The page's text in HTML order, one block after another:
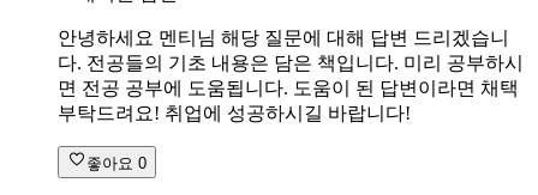
안녕하세요 멘티님 해당 질문에 대해 답변 드리겠습니
다. 전공들의 기초 내용은 담은 책입니다. 미리 공부하시
면 전공 공부에 도움됩니다. 도움이 된 답변이라면 채택
부탁드려요! 취업에 성공하시길 바랍니다!
좋아요 0